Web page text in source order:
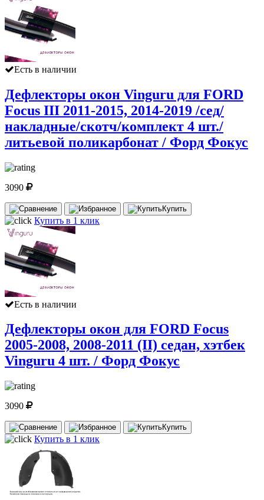
Есть в наличии
Дефлекторы окон Vinguru для FORD
Focus III 2011-2015, 2014-2019 /сед/
накладные/скотч/комплект 4 шт./
литьевой поликарбонат / Форд Фокус
3090
Купить
Купить в 1 клик
Есть в наличии
Дефлекторы окон для FORD Focus
2005-2008, 2008-2011 (II) седан, хэтбек
Vinguru 4 шт. / Форд Фокус
3090
Купить
Купить в 1 клик